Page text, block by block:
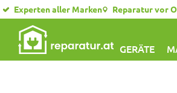
Experten aller Marken Reparatur vor
GERÄTE